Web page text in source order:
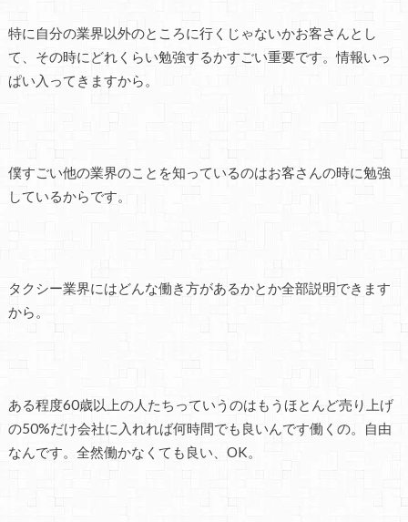
特に自分の業界以外のところに行くじゃないかお客さんとし
て、その時にどれくらい勉強するかすごい重要です。情報いっ
ぱい入ってきますから。
僕すごい他の業界のことを知っているのはお客さんの時に勉強
しているからです。
タクシー業界にはどんな働き方があるかとか全部説明できます
から。
ある程度60歳以上の人たちっていうのはもうほとんど売り上げ
の50%だけ会社に入れれば何時間でも良いんです働くの。自由
なんです。全然働かなくても良い、OK。